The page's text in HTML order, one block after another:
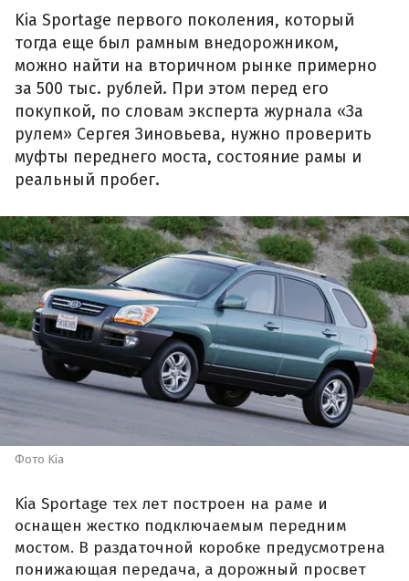
Kia Sportage первого поколения, который
тогда еще был рамным внедорожником,
можно найти на вторичном рынке примерно
за 500 тыс. рублей. При этом перед его
покупкой, по словам эксперта журнала «За
рулем» Сергея Зиновьева, нужно проверить
муфты переднего моста, состояние рамы и
реальный пробег.
Фото Kia
Kia Sportage тех лет построен на раме и
оснащен жестко подключаемым передним
мостом. В раздаточной коробке предусмотрена
понижающая передача, а дорожный просвет